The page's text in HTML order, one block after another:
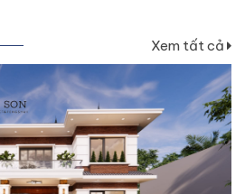
Xem tất cả